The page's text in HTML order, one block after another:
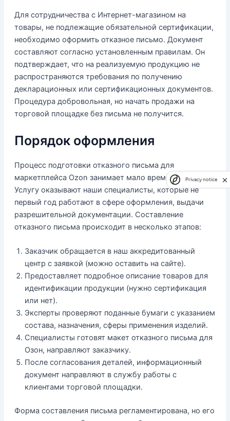
Для сотрудничества с Интернет-магазином на
товары, не подлежащие обязательной сертификации,
необходимо оформить отказное письмо. Документ
составляют согласно установленным правилам. Он
подтверждает, что на реализуемую продукцию не
распространяются требования по получению
декларационных или сертификационных документов.
Процедура добровольная, но начать продажи на
торговой площадке без письма не получится.
Порядок оформления
Процесс подготовки отказного письма для
маркетплейса Ozon занимает мало времени – 1-2 дня.
Услугу оказывают наши специалисты, которые не
первый год работают в сфере оформления, выдачи
разрешительной документации. Составление
отказного письма происходит в несколько этапов:
Заказчик обращается в наш аккредитованный
центр с заявкой (можно оставить на сайте).
Предоставляет подробное описание товаров для
идентификации продукции (нужно сертификация
или нет).
Эксперты проверяют поданные бумаги с указанием
состава, назначения, сферы применения изделий.
Специалисты готовят макет отказного письма для
Озон, направляют заказчику.
После согласования деталей, информационный
документ направляют в службу работы с
клиентами торговой площадки.
Форма составления письма регламентирована, но его
Privacy notice